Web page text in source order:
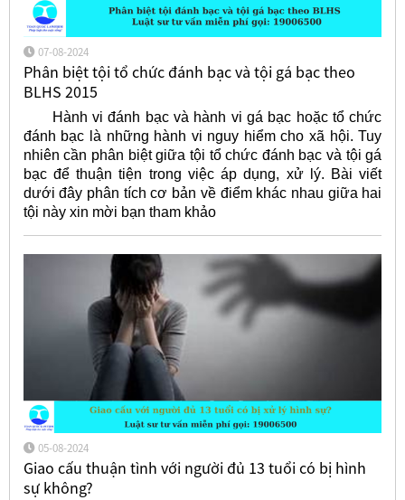
07-08-2024
Phân biệt tội tổ chức đánh bạc và tội gá bạc theo
BLHS 2015
Hành vi đánh bạc và hành vi gá bạc hoặc tổ chức
đánh bạc là những hành vi nguy hiểm cho xã hội. Tuy
nhiên cần phân biệt giữa tội tổ chức đánh bạc và tội gá
bạc để thuận tiện trong việc áp dụng, xử lý. Bài viết
dưới đây phân tích cơ bản về điểm khác nhau giữa hai
tội này xin mời bạn tham khảo
05-08-2024
Giao cấu thuận tình với người đủ 13 tuổi có bị hình
sự không?